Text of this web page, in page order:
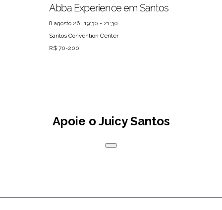
Abba Experience em Santos
8 agosto 26 | 19:30 - 21:30
Santos Convention Center
R$ 70-200
Apoie o Juicy Santos